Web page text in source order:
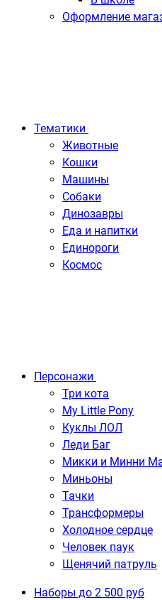
Оформление
Тематики
Животные
Кошки
Машины
Собаки
Динозавры
Еда и напитки
Единороги
Космос
Персонажи
Три кота
My Little Pony
Куклы ЛОЛ
Леди Баг
Микки и Минни
Миньоны
Тачки
Трансформеры
Холодное сердце
Человек паук
Щенячий патруль
Наборы до 2 500 руб